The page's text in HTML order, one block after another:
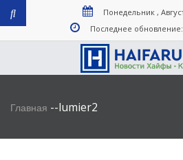
Понедельник ,
Последнее обновление:
Главная --lumier2